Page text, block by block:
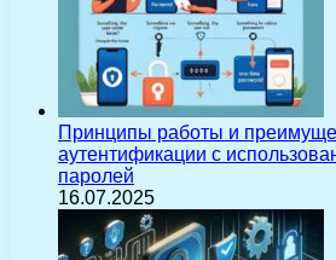
Принципы работы и
аутентификации с
паролей
16.07.2025